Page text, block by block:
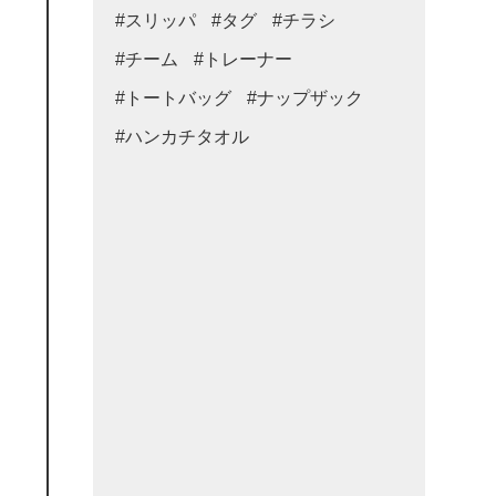
#スリッパ #タグ #チラシ
#チーム #トレーナー
#トートバッグ #ナップザック
#ハンカチタオル